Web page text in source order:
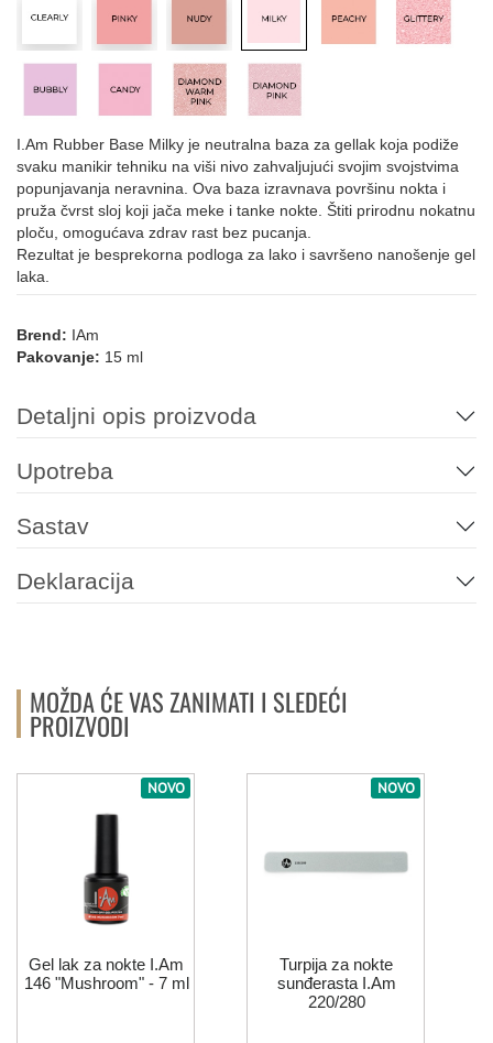
I.Am Rubber Base Milky je neutralna baza za gellak koja podiže
svaku manikir tehniku na viši nivo zahvaljujući svojim svojstvima
popunjavanja neravnina. Ova baza izravnava površinu nokta i
pruža čvrst sloj koji jača meke i tanke nokte. Štiti prirodnu nokatnu
ploču, omogućava zdrav rast bez pucanja.
Rezultat je besprekorna podloga za lako i savršeno nanošenje gel
laka.
Brend: IAm
Pakovanje: 15 ml
Detaljni opis proizvoda
Upotreba
Sastav
Deklaracija
MOŽDA ĆE VAS ZANIMATI I SLEDEĆI
PROIZVODI
NOVO
Gel lak za nokte I.Am
146 "Mushroom" - 7 ml
NOVO
Turpija za nokte
sunđerasta I.Am
220/280